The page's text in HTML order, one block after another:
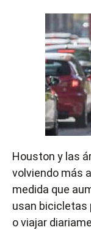
Houston y las
volviendo más
medida que
usan bicicletas
o viajar